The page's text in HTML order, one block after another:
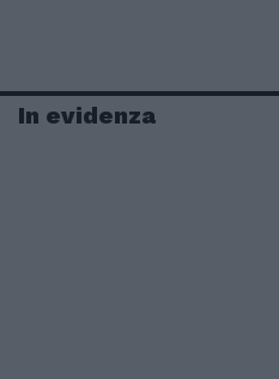
In evidenza